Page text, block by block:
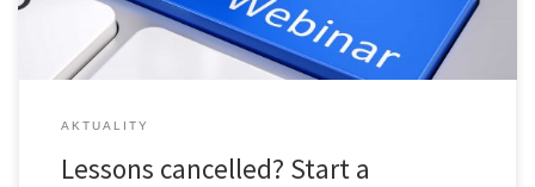
AKTUALITY
Lessons cancelled? Start a